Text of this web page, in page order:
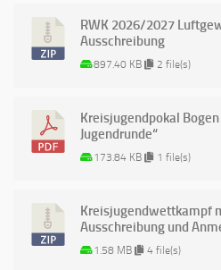
RWK 2026/2027
Ausschreibung
897.40 KB 2 file(s)
Kreisjugendpokal
Jugendrunde“
173.84 KB 1 file(s)
Kreisjugendwettkampf
Ausschreibung und
1.58 MB 4 file(s)